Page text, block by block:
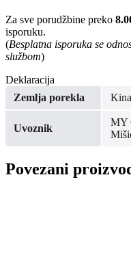
Za sve porudžbine preko
isporuku.
(Besplatna isporuka se
službom)
Deklaracija
Zemlja porekla
Kina
Uvoznik
MY
Povezani